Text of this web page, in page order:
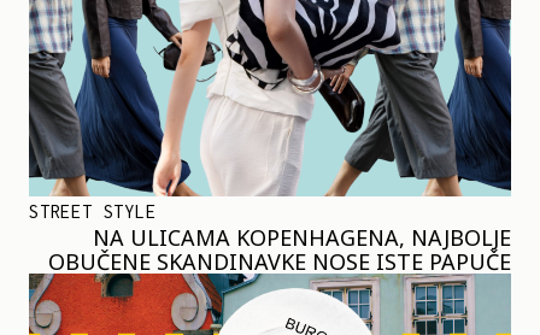
STREET STYLE
NA ULICAMA KOPENHAGENA, NAJBOLJE
OBUČENE SKANDINAVKE NOSE ISTE PAPUČE